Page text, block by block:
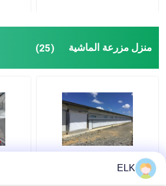
منزل مزرعة الماشية (25)
بيت مزرعة الحيوانات
الأليفة الصلبية الهيكل
ELK